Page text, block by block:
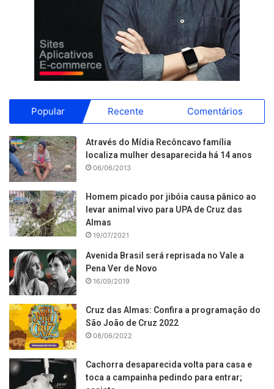
Popular Recente Comentários
Através do Mídia Recôncavo família
localiza mulher desaparecida há 14 anos
06/06/2013
Homem picado por jibóia causa pânico ao
levar animal vivo para UPA de Cruz das
Almas
19/07/2021
Avenida Brasil será reprisada no Vale a
Pena Ver de Novo
16/09/2019
Cruz das Almas: Confira a programação do
São João de Cruz 2022
08/06/2022
Cachorra desaparecida volta para casa e
toca a campainha pedindo para entrar;